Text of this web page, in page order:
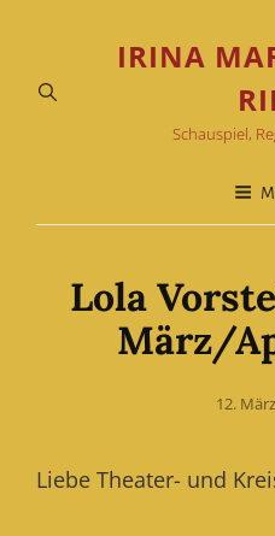
IRINA
Schauspiel,
Lola
März/
Posted
12.
Liebe Theater- und